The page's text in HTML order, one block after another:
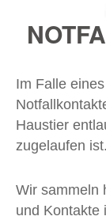
Im Falle
Haustier
zugelaufen ist.
Wir sammeln
und Kontakte